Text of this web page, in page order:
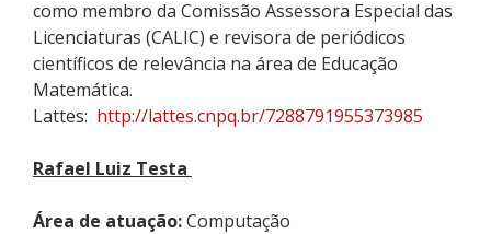
como membro da Comissão Assessora Especial das
Licenciaturas (CALIC) e revisora de periódicos
científicos de relevância na área de Educação
Matemática.
Lattes: http://lattes.cnpq.br/7288791955373985
Rafael Luiz Testa
Área de atuação:Computação